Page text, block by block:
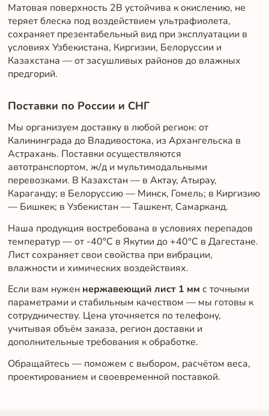
Матовая поверхность 2B устойчива к окислению, не
теряет блеска под воздействием ультрафиолета,
сохраняет презентабельный вид при эксплуатации в
условиях Узбекистана, Киргизии, Белоруссии и
Казахстана — от засушливых районов до влажных
предгорий.
Поставки по России и СНГ
Мы организуем доставку в любой регион: от
Калининграда до Владивостока, из Архангельска в
Астрахань. Поставки осуществляются
автотранспортом, ж/д и мультимодальными
перевозками. В Казахстан — в Актау, Атырау,
Караганду; в Белоруссию — Минск, Гомель; в Киргизию
— Бишкек; в Узбекистан — Ташкент, Самарканд.
Наша продукция востребована в условиях перепадов
температур — от -40°C в Якутии до +40°C в Дагестане.
Лист сохраняет свои свойства при вибрации,
влажности и химических воздействиях.
Если вам нужен нержавеющий лист 1 мм с точными
параметрами и стабильным качеством — мы готовы к
сотрудничеству. Цена уточняется по телефону,
учитывая объём заказа, регион доставки и
дополнительные требования к обработке.
Обращайтесь — поможем с выбором, расчётом веса,
проектированием и своевременной поставкой.